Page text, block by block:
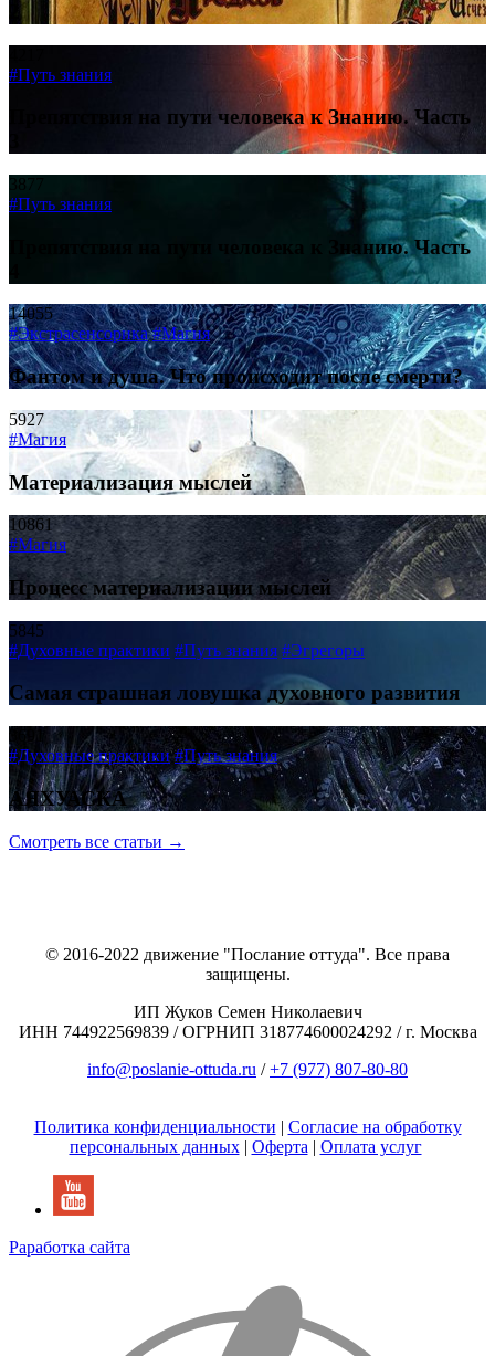
#Путь знания
Препятствия на пути человека к Знанию. Часть
3877
#Путь знания
Препятствия на пути человека к Знанию. Часть
14055
#Экстрасенсорика #Магия
Фантом и душа. Что происходит после смерти?
5927
#Магия
Материализация мыслей
10861
#Магия
Процесс материализации мыслей
5845
#Духовные практики #Путь знания #Эгрегоры
Самая страшная ловушка духовного развития
3691
#Духовные практики #Путь знания
АЯХУАСКА
Смотреть все статьи →
© 2016-2022 движение "Послание оттуда". Все права
защищены.
ИП Жуков Семен Николаевич
ИНН 744922569839 / ОГРНИП 318774600024292 / г. Москва
info@poslanie-ottuda.ru /+7 (977) 807-80-80
Политика конфиденциальности | Согласие на обработку
персональных данных | Оферта | Оплата услуг
Раработка сайта